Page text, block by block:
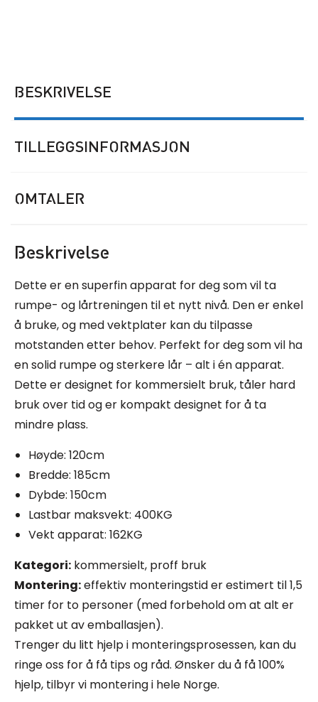
BESKRIVELSE
TILLEGGSINFORMASJON
OMTALER
Beskrivelse
Dette er en superfin apparat for deg som vil ta
rumpe- og lårtreningen til et nytt nivå. Den er enkel
å bruke, og med vektplater kan du tilpasse
motstanden etter behov. Perfekt for deg som vil ha
en solid rumpe og sterkere lår – alt i én apparat.
Dette er designet for kommersielt bruk, tåler hard
bruk over tid og er kompakt designet for å ta
mindre plass.
Høyde: 120cm
Bredde: 185cm
Dybde: 150cm
Lastbar maksvekt: 400KG
Vekt apparat: 162KG
Kategori: kommersielt, proff bruk
Montering:effektiv monteringstid er estimert til 1,5
timer for to personer (med forbehold om at alt er
pakket ut av emballasjen).
Trenger du litt hjelp i monteringsprosessen, kan du
ringe oss for å få tips og råd. Ønsker du å få 100%
hjelp, tilbyr vi montering i hele Norge.